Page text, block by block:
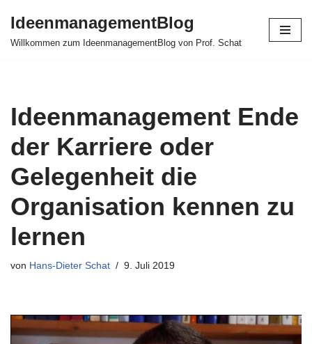
Zum
IdeenmanagementBlog
Willkommen zum IdeenmanagementBlog von Prof. Schat
Ideenmanagement Ende
der Karriere oder
Gelegenheit die
Organisation kennen zu
lernen
von Hans-Dieter Schat 9. Juli 2019